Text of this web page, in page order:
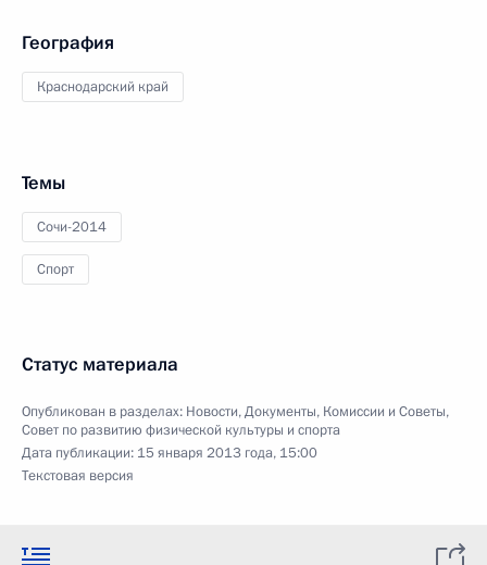
География
Краснодарский край
Темы
Сочи-2014
Спорт
Статус материала
Опубликован в разделах: Новости,Документы, Комиссии и Советы,
Совет по развитию физической культуры и спорта
Дата публикации: 15 января 2013 года, 15:00
Текстовая версия